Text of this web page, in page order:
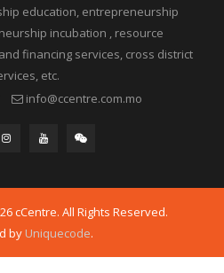
education, entrepreneurship
incubation , resource
financing services, cross district
etc.
info@ccentre.com.mo
cCentre. All Rights Reserved.
byUniquecode.